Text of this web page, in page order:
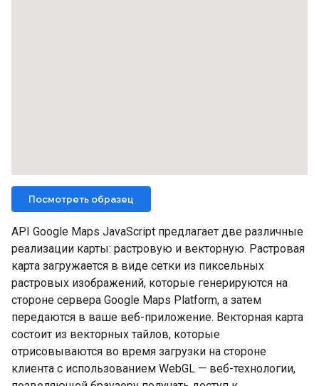
Посмотреть образец
API Google Maps JavaScript предлагает две различные
реализации карты: растровую и векторную. Растровая
карта загружается в виде сетки из пиксельных
растровых изображений, которые генерируются на
стороне сервера Google Maps Platform, а затем
передаются в ваше веб-приложение. Векторная карта
состоит из векторных тайлов, которые
отрисовываются во время загрузки на стороне
клиента с использованием WebGL — веб-технологии,